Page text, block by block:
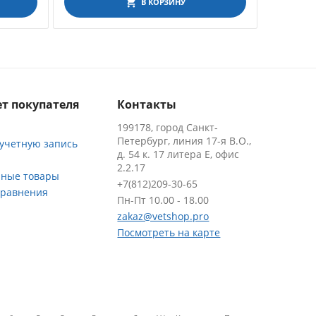
покупателя
запись
товары
Контакты
199178, город Санкт-
Петербург, линия 17-я В.О.,
д. 54 к. 17 литера Е, офис
2.2.17
+7(812)209-30-65
Пн-Пт 10.00 - 18.00
zakaz@vetshop.pro
Посмотреть на карте